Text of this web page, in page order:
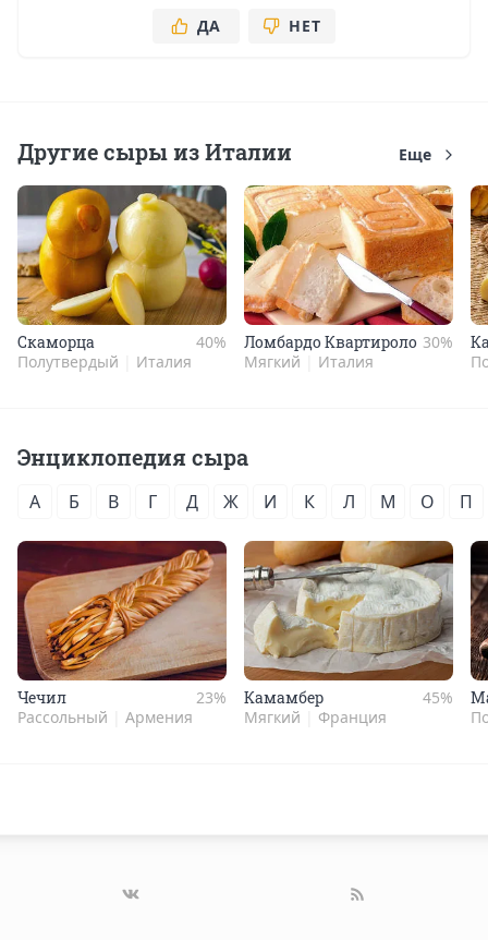
ДА НЕТ
Другие сыры из Италии Еще
Ска­мор­ца
40%
Полутвердый
Италия
Лом­бардо Квар­ти­роло 30%
Мягкий
Италия
Энциклопедия сыра
А Б В Г Д Ж И К Л М О П
Чечил
23%
Рассольный
Армения
Камам­бер
45%
Мягкий
Франция